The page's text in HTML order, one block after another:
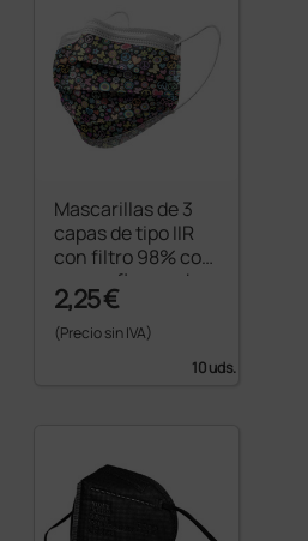
Mascarillas de 3
capas de tipo IIR
con filtro 98% con
gomas flowpack -
fantasía paz
2,25 €
(Precio sin IVA)
10 uds.